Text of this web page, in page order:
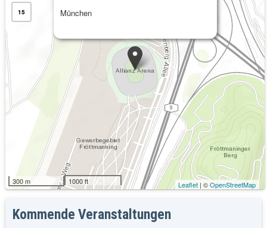
München
15
300 m 1000 ft Leaflet| ©OpenStreetMap
Kommende Veranstaltungen
05.11.2026
Allianz Arena und FC Bayern Museum (ab 7
Jahre)
Kommende Veranstaltungen